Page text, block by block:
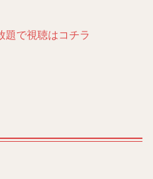
題で視聴はコチラ